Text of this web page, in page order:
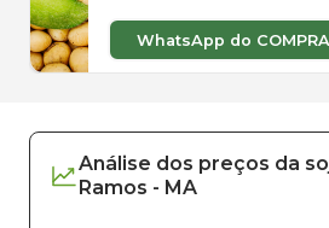
WhatsApp do
Análise dos preços da
Ramos - MA